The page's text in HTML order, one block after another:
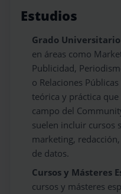
Estudios
Grado Universitario
en áreas como
Publicidad,
o Relaciones
teórica y práctica
campo del
suelen incluir cursos
marketing,
de datos.
Cursos y Másteres
cursos y másteres